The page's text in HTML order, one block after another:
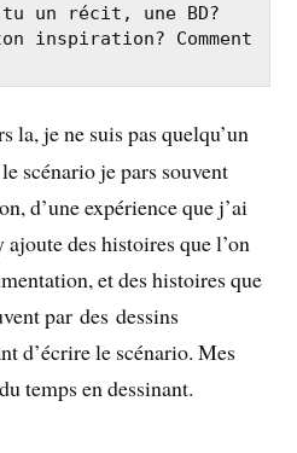
tu un récit, une BD?
inspiration? Comment
la, je ne suis pas quelqu’un
scénario je pars souvent
d’une expérience que j’ai
des histoires que l’on
et des histoires que
par des dessins
d’écrire le scénario. Mes
temps en dessinant.